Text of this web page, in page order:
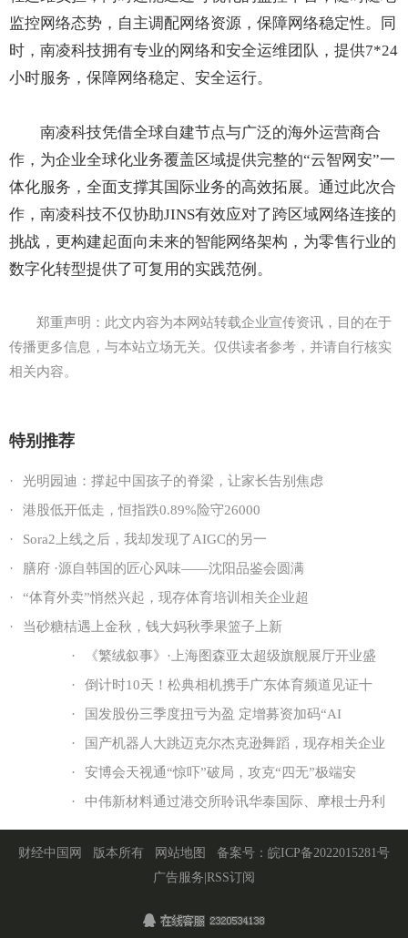
监控网络态势，自主调配网络资源，保障网络稳定性。同
时，南凌科技拥有专业的网络和安全运维团队，提供7*24
小时服务，保障网络稳定、安全运行。
南凌科技凭借全球自建节点与广泛的海外运营商合
作，为企业全球化业务覆盖区域提供完整的“云智网安”一
体化服务，全面支撑其国际业务的高效拓展。通过此次合
作，南凌科技不仅协助JINS有效应对了跨区域网络连接的
挑战，更构建起面向未来的智能网络架构，为零售行业的
数字化转型提供了可复用的实践范例。
郑重声明：此文内容为本网站转载企业宣传资讯，目的在于
传播更多信息，与本站立场无关。仅供读者参考，并请自行核实
相关内容。
特别推荐
·
光明园迪：撑起中国孩子的脊梁，让家长告别焦虑
·
港股低开低走，恒指跌0.89%险守26000
·
Sora2上线之后，我却发现了AIGC的另一
·
膳府 ·源自韩国的匠心风味——沈阳品鉴会圆满
·
“体育外卖”悄然兴起，现存体育培训相关企业超
·
当砂糖桔遇上金秋，钱大妈秋季果篮子上新
·
《繁绒叙事》·上海图森亚太超级旗舰展厅开业盛
·
倒计时10天！松典相机携手广东体育频道见证十
·
国发股份三季度扭亏为盈 定增募资加码“AI
·
国产机器人大跳迈克尔杰克逊舞蹈，现存相关企业
·
安博会天视通“惊吓”破局，攻克“四无”极端安
·
中伟新材料通过港交所聆讯华泰国际、摩根士丹利
财经中国网 版本所有 网站地图 备案号： 皖ICP备2022015281号
广告服务 RSS订阅